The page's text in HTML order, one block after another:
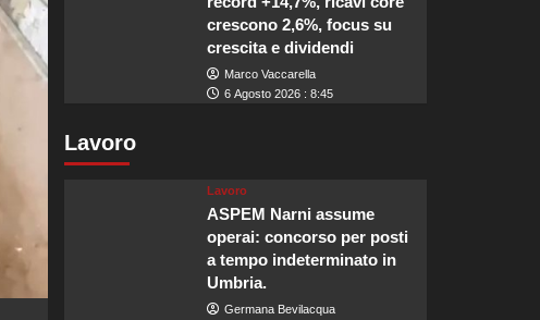
crescono 2,6%, focus su
crescita e dividendi
Marco Vaccarella
6 Agosto 2026 : 8:45
Lavoro
Lavoro
ASPEM Narni assume
operai: concorso per posti
a tempo indeterminato in
Umbria.
Germana Bevilacqua